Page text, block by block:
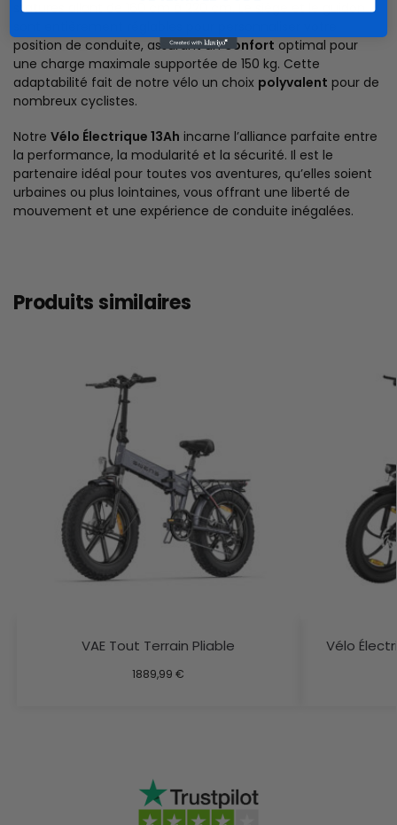
statures allant de 160 cm à 220 cm. Le siège et le guidon
position de conduite, assurant unconfort optimal pour
une charge maximale supportée de 150 kg. Cette
adaptabilité fait de notre vélo un choix polyvalent pour de
nombreux cyclistes.
Notre Vélo Électrique 13Ah incarne l’alliance parfaite entre
la performance, la modularité et la sécurité. Il est le
partenaire idéal pour toutes vos aventures, qu’elles soient
urbaines ou plus lointaines, vous offrant une liberté de
mouvement et une expérience de conduite inégalées.
Produits similaires
VAE Tout Terrain Pliable
1889,99€
Vélo